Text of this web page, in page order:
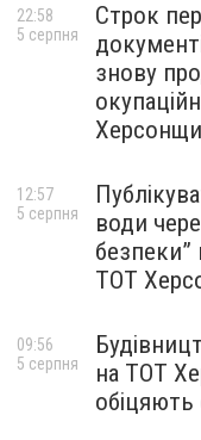
Строк
знову
22:58
5 серпня
води
ТОТ
12:57
5 серпня
на ТОТ
обіцяють
09:56
5 серпня